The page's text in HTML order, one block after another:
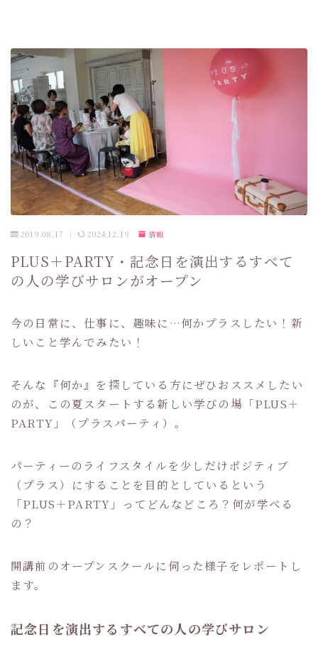
2019.08.17 2024.12.19 情報
PLUS＋PARTY・記念日を演出するすべて
の人の学びサロンがオープン
今の日常に、仕事に、趣味に…何かプラスしたい！新
しいこと学んでみたい！
そんな『何か』を探している方にぜひおススメしたい
のが、この夏スタートする新しい学びの場「PLUS＋
PARTY」（プラスパーティ）。
パーティーのライフスタイルを少しだけポジティブ
（プラス）にすることを目的としているという
「PLUS＋PARTY」ってどんなどころ？何が学べる
の？
開講前のオープンスクールに伺った様子をレポートし
ます。
記念日を演出するすべての人の学びサロン